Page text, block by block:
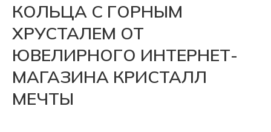
КОЛЬЦА С ГОРНЫМ
ХРУСТАЛЕМ ОТ
ЮВЕЛИРНОГО ИНТЕРНЕТ-
МАГАЗИНА КРИСТАЛЛ
МЕЧТЫ